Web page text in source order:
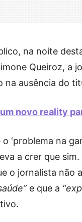
na noite
Queiroz, a
ausência do
novo reality
‘problema na
a crer que sim.
o jornalista não
e que a